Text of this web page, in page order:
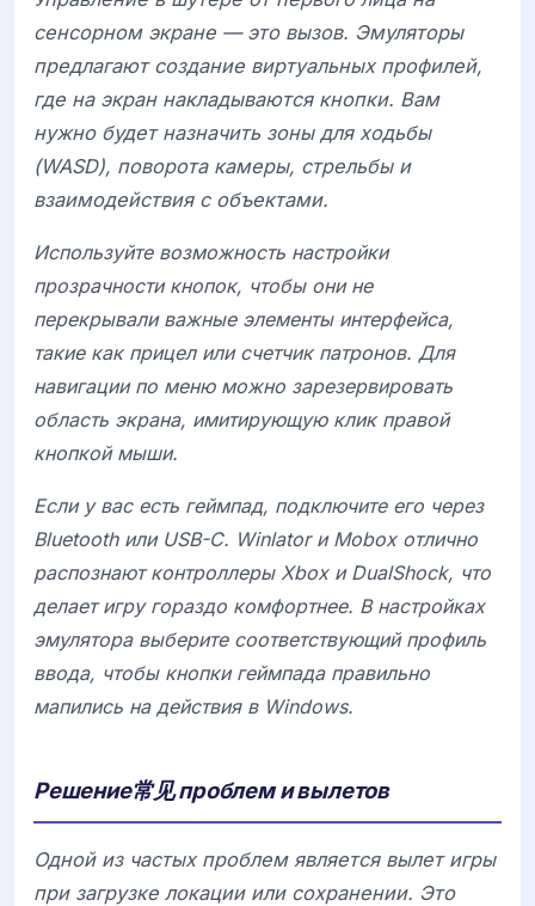
сенсорном экране — это вызов. Эмуляторы
предлагают создание виртуальных профилей,
где на экран накладываются кнопки. Вам
нужно будет назначить зоны для ходьбы
(WASD), поворота камеры, стрельбы и
взаимодействия с объектами.
Используйте возможность настройки
прозрачности кнопок, чтобы они не
перекрывали важные элементы интерфейса,
такие как прицел или счетчик патронов. Для
навигации по меню можно зарезервировать
область экрана, имитирующую клик правой
кнопкой мыши.
Если у вас есть геймпад, подключите его через
Bluetooth или USB-C. Winlatorи Moboxотлично
распознают контроллеры Xboxи DualShock, что
делает игру гораздо комфортнее. В настройках
эмулятора выберите соответствующий профиль
ввода, чтобы кнопки геймпада правильно
мапились на действия в Windows.
Решение常见 проблем и вылетов
Одной из частых проблем является вылет игры
при загрузке локации или сохранении. Это